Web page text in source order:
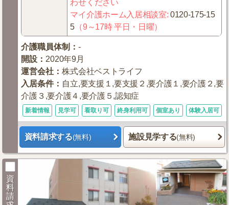
わせください
マイ介護ホーム入居相談室:0120-175-15
5 （9～17時 平日・日曜）
介護職員体制 ：-
開設 ： 2020年9月
運営会社 ：株式会社ベストライフ
入居条件： 自立,要支援１,要支援２,要介護１,要介護２,要
介護３,要介護４,要介護５,認知症
新着情報 見学可 看取り可 終身利用可 個室あり 体験入居可
資料請求する(無料) 施設見学する(無料)
資
料
請